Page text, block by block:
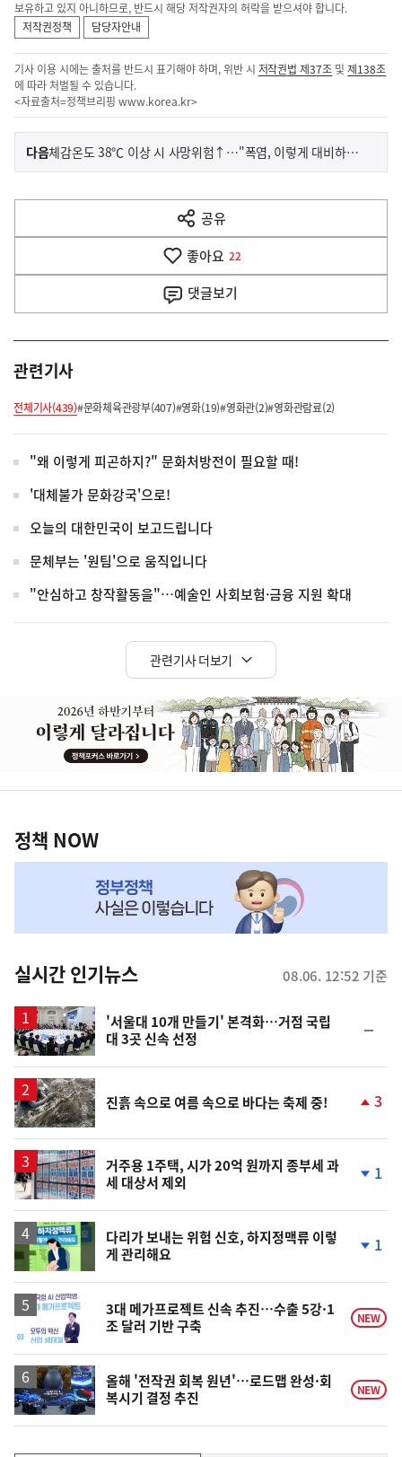
보유하고 있지 아니하므로, 반드시 해당 저작권자의 허락을 받으셔야 합니다.
저작권정책
담당자안내
기사 이용 시에는 출처를 반드시 표기해야 하며, 위반 시 저작권법 제37조 및제138조
에 따라 처벌될 수 있습니다.
<자료출처=정책브리핑 www.korea.kr>
이
전
다
음
다음기
사
체감온도 38℃ 이상 시 사망위험↑…"폭염, 이렇게 대비하세요"
공유
열
기
좋아요 22
댓글보기
관련기사
전체기사(439)#문화체육관광부(407)#영화(19)#영화관(2)#영화관람료(2)
"왜 이렇게 피곤하지?" 문화처방전이 필요할 때!
'대체불가 문화강국'으로!
오늘의 대한민국이 보고드립니다
문체부는 '원팀'으로 움직입니다
"안심하고 창작활동을"…예술인 사회보험·금융 지원 확대
관련기사 더보기
너
역책
NOW,
뉴
스
정책 NOW
실시간 인기뉴스 08.06. 12:52 기준
'서울대 10개 만들기' 본격화…거점 국립
대 3곳 신속 선정
일
진흙 속으로 여름 속으로 바다는 축제 중! 3
거주용 1주택, 시가 20억 원까지 종부세 과
세 대상서 제외
1
다리가 보내는 위험 신호, 하지정맥류 이렇
게 관리해요
락
1
3대 메가프로젝트 신속 추진…수출 5강·1
조 달러 기반 구축
NEW
올해 '전작권 회복 원년'…로드맵 완성·회
복시기 결정 추진
NEW